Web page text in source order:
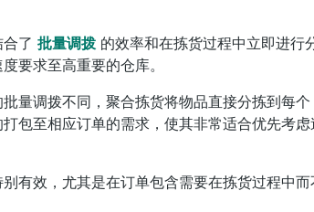
了 批量调拨 的效率和在拣货过程中立即进行
要求至高重要的仓库。
量调拨不同，聚合拣货将物品直接分拣到每个
包至相应订单的需求，使其非常适合优先考
有效，尤其是在订单包含需要在拣货过程中